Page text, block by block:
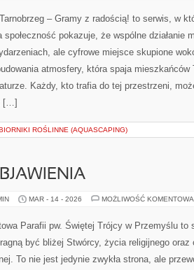
– Gramy z radością! to serwis, w
społeczność pokazuje, że wspólne działanie
ale cyfrowe miejsce skupione
atmosfery, która spaja
Każdy, kto trafia do tej przestrzeni,
[…]
ROŚLINNE (AQUASCAPING)
MAR - 14 - 2026 MOŻLIWOŚĆ
Parafii pw. Świętej Trójcy w Przemyślu to
być bliżej Stwórcy, życia religijnego oraz
To nie jest jedynie zwykła strona, ale